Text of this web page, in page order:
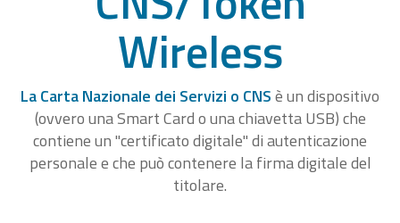
Wireless
La Carta Nazionale dei Servizi o CNSè un dispositivo
(ovvero una Smart Card o una chiavetta USB) che
contiene un "certificato digitale" di autenticazione
personale e che può contenere la firma digitale del
titolare.